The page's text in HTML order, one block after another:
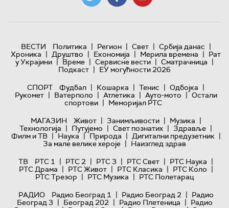
ВЕСТИ Политика | Регион | Свет | Србија данас |
Хроника | Друштво | Економија | Мерила времена | Рат
у Украјини | Време | Сервисне вести | Сматрачница |
Подкаст | ЕУ могућности 2026
СПОРТ
Фудбал | Кошарка | Тенис | Одбојка |
Рукомет | Ватерполо | Атлетика | Ауто-мото | Остали
спортови | Меморијал РТС
МАГАЗИН
Живот | Занимљивости | Музика |
Технологијa | Путујемо | Свет познатих | Здравље |
Филм и ТВ | Наука | Природа | Дигитални предузетник |
За мале велике хероје | Наизглед здрав
ТВ
РТС 1 | РТС 2 | РТС 3 | РТС Свет | РТС Наука |
РТС Драма | РТС Живот | РТС Класика | РТС Коло |
РТС Трезор | РТС Музика | РТС Полетарац
РАДИО
Радио Београд 1 | Радио Београд 2 | Радио
Београд 3 | Београд 202 | Радио Плетеница | Радио